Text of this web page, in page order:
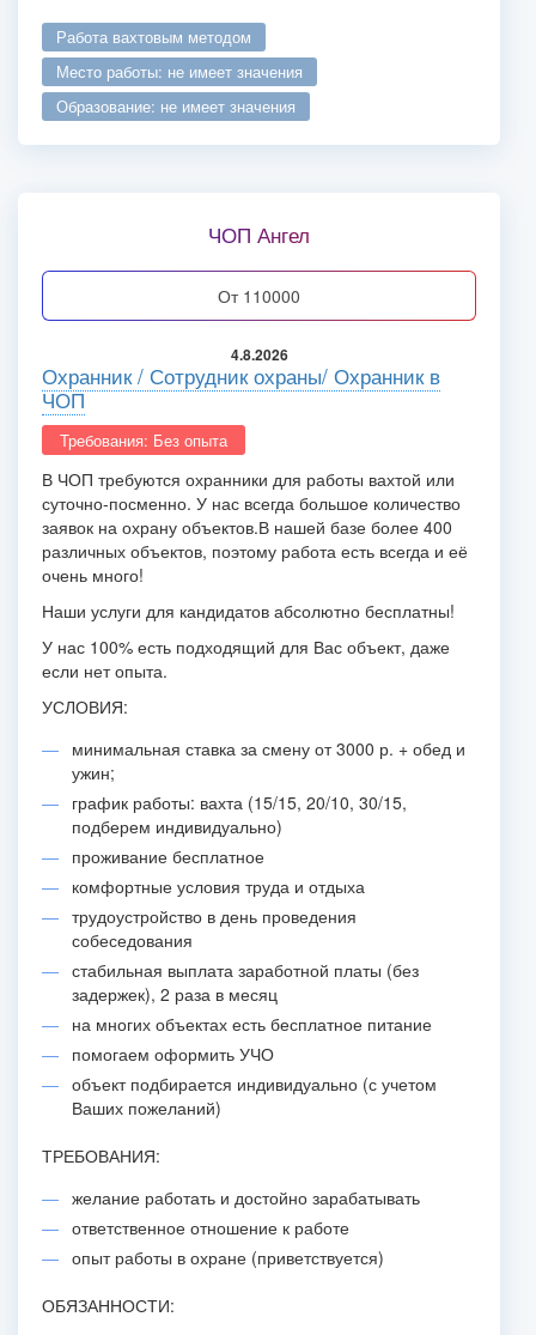
работа вахтовым методом
место работы: не имеет значения
образование: не имеет значения
ЧОП Ангел
от 110000
4.8.2026
Охранник / Сотрудник охраны/ Охранник в
ЧОП
Требования: Без опыта
В ЧОП требуются охранники для работы вахтой или
суточно-посменно. У нас всегда большое количество
заявок на охрану объектов.В нашей базе более 400
различных объектов, поэтому работа есть всегда и её
очень много!
Наши услуги для кандидатов абсолютно бесплатны!
У нас 100% есть подходящий для Вас объект, даже
если нет опыта.
УСЛОВИЯ:
минимальная ставка за смену от 3000 р. + обед и
ужин;
график работы: вахта (15/15, 20/10, 30/15,
подберем индивидуально)
проживание бесплатное
комфортные условия труда и отдыха
трудоустройство в день проведения
собеседования
стабильная выплата заработной платы (без
задержек), 2 раза в месяц
на многих объектах есть бесплатное питание
помогаем оформить УЧО
объект подбирается индивидуально (с учетом
Ваших пожеланий)
ТРЕБОВАНИЯ:
желание работать и достойно зарабатывать
ответственное отношение к работе
опыт работы в охране (приветствуется)
ОБЯЗАННОСТИ: